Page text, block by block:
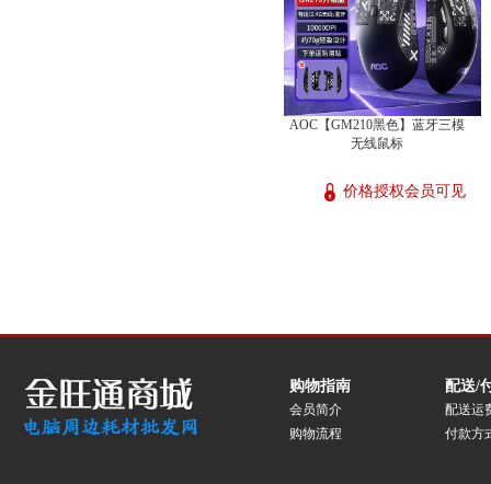
AOC【GM210黑色】蓝牙三模
无线鼠标
价格授权会员可见
购物指南
会员简介
购物流程
配送/
配送运
付款方